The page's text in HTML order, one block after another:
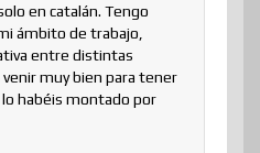
en catalán. Tengo
ámbito de trabajo,
entre distintas
muy bien para tener
habéis montado por